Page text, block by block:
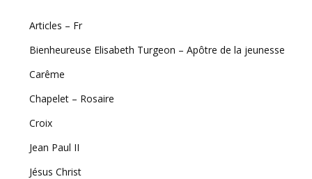
Articles – Fr
Bienheureuse Elisabeth Turgeon – Apôtre de la jeunesse
Carême
Chapelet – Rosaire
Croix
Jean Paul II
Jésus Christ